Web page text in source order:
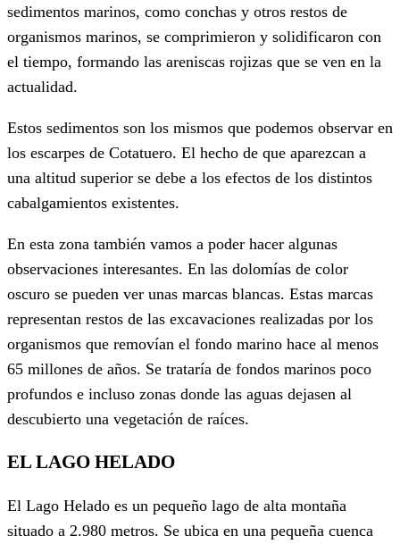
sedimentos marinos, como conchas y otros restos de
organismos marinos, se comprimieron y solidificaron con
el tiempo, formando las areniscas rojizas que se ven en la
actualidad.
Estos sedimentos son los mismos que podemos observar en
los escarpes de Cotatuero. El hecho de que aparezcan a
una altitud superior se debe a los efectos de los distintos
cabalgamientos existentes.
En esta zona también vamos a poder hacer algunas
observaciones interesantes. En las dolomías de color
oscuro se pueden ver unas marcas blancas. Estas marcas
representan restos de las excavaciones realizadas por los
organismos que removían el fondo marino hace al menos
65 millones de años. Se trataría de fondos marinos poco
profundos e incluso zonas donde las aguas dejasen al
descubierto una vegetación de raíces.
EL LAGO HELADO
El Lago Helado es un pequeño lago de alta montaña
situado a 2.980 metros. Se ubica en una pequeña cuenca